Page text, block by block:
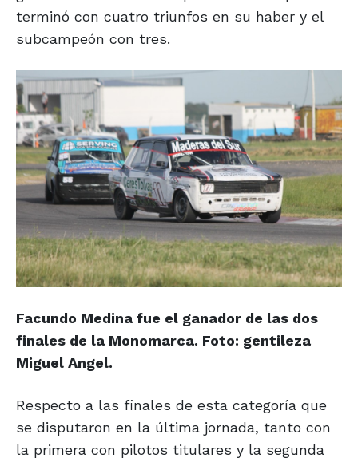
terminó con cuatro triunfos en su haber y el
subcampeón con tres.
Facundo Medina fue el ganador de las dos
finales de la Monomarca. Foto: gentileza
Miguel Angel.
Respecto a las finales de esta categoría que
se disputaron en la última jornada, tanto con
la primera con pilotos titulares y la segunda